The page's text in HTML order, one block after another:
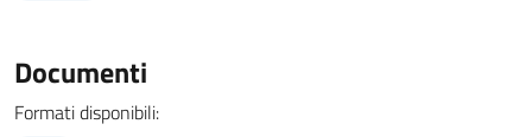
Documenti
Formati disponibili: